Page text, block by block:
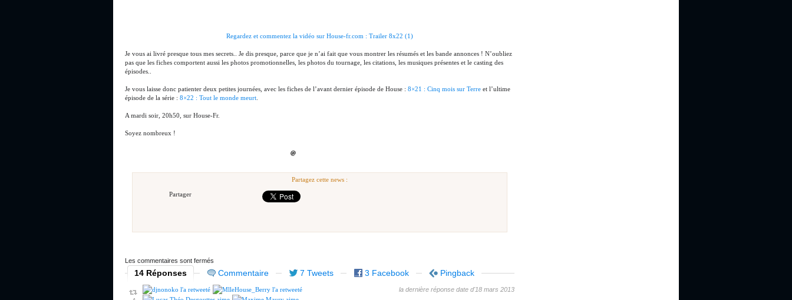
Regardez et commentez la vidéo sur House-fr.com : Trailer 8x22 (1)
Je vous ai livré presque tous mes secrets.. Je dis presque, parce que je n’ai fait que vous montrer les résumés et les bande annonces ! N’oubliez
pas que les fiches comportent aussi les photos promotionnelles, les photos du tournage, les citations, les musiques présentes et le casting des
épisodes..
Je vous laisse donc patienter deux petites journées, avec les fiches de l’avant dernier épisode de House : 8×21 : Cinq mois sur Terre et l’ultime
épisode de la série : 8×22 : Tout le monde meurt
A mardi soir, 20h50, sur House-Fr.
Soyez nombreux !
Partagez cette news :
Partager
Les commentaires sont fermés
14 Réponses Commentaire 7 Tweets 3 Facebook Pingback
la dernière réponse date d'18 mars 2013